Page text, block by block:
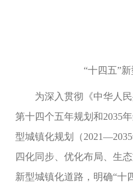
“十四五”
为深入贯彻《中华人
第十四个五年规划和2035
型城镇化规划（
四化同步、优化布局、生
新型城镇化道路，明确“十